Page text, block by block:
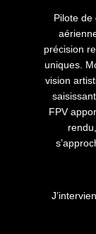
Pilote de
précision
uniques.
vision
FPV